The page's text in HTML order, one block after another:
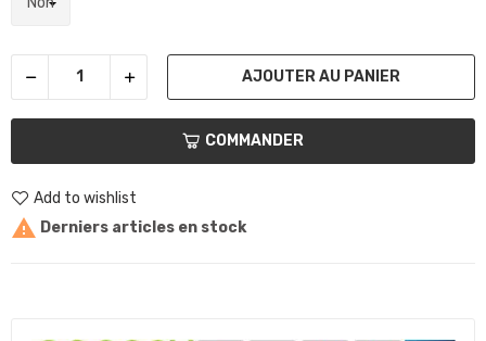
AJOUTER AU PANIER
COMMANDER
Add to wishlist
 Derniers articles en stock